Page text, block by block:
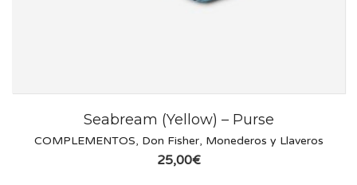
Seabream (Yellow) – Purse
COMPLEMENTOS, Don Fisher, Monederos y Llaveros
25,00€